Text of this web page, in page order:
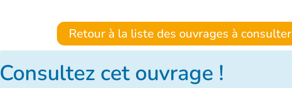
Retour à la liste des ouvrages à consulter
Consultez cet ouvrage !